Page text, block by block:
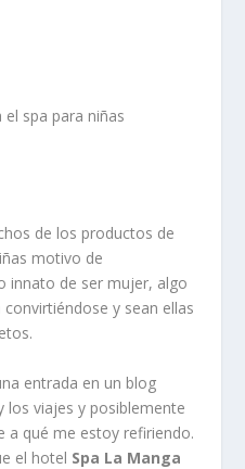
de los productos de
motivo de
innato de ser mujer, algo
y sean ellas
entrada en un blog
los viajes y posiblemente
a qué me estoy refiriendo.
el hotel Spa La Manga